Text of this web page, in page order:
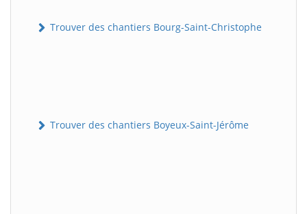
Trouver des chantiers Bourg-Saint-Christophe
Trouver des chantiers Boyeux-Saint-Jérôme